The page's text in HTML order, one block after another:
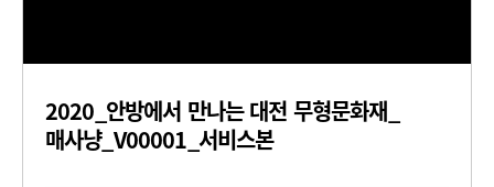
2020_안방에서 만나는 대전 무형문화재_
매사냥_V00001_서비스본